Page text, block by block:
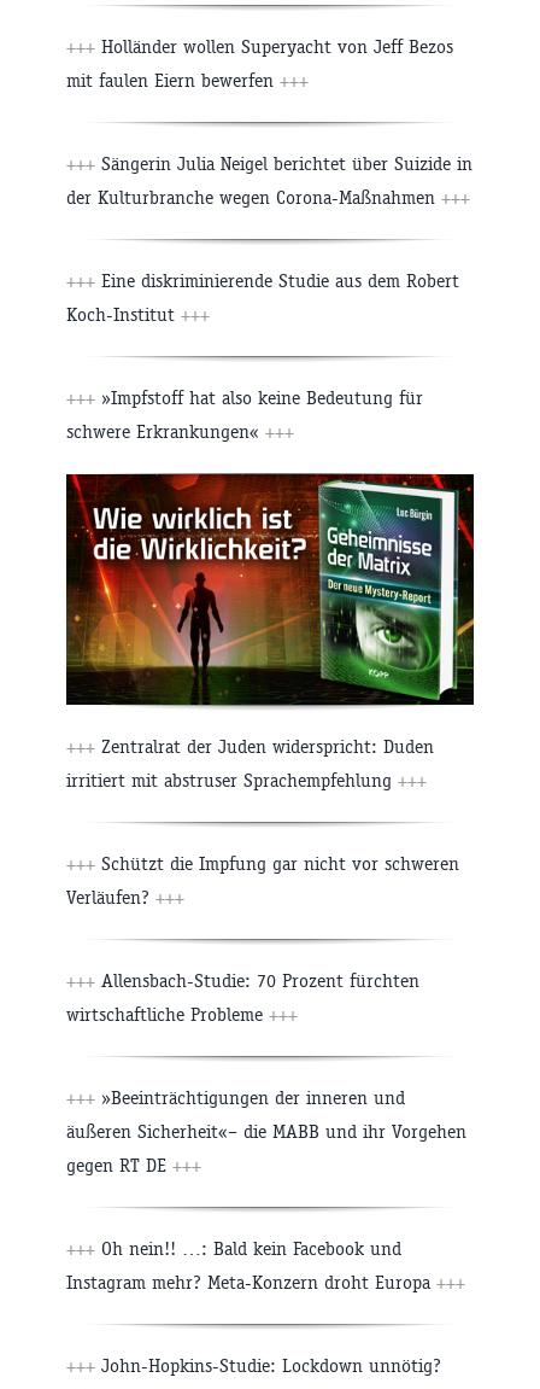
+++ Holländer wollen Superyacht von Jeff Bezos
mit faulen Eiern bewerfen +++
+++ Sängerin Julia Neigel berichtet über Suizide in
der Kulturbranche wegen Corona-Maßnahmen +++
+++ Eine diskriminierende Studie aus dem Robert
Koch-Institut +++
+++ »Impfstoff hat also keine Bedeutung für
schwere Erkrankungen« +++
+++ Zentralrat der Juden widerspricht: Duden
irritiert mit abstruser Sprachempfehlung +++
+++ Schützt die Impfung gar nicht vor schweren
Verläufen? +++
+++ Allensbach-Studie: 70 Prozent fürchten
wirtschaftliche Probleme +++
+++ »Beeinträchtigungen der inneren und
äußeren Sicherheit«– die MABB und ihr Vorgehen
gegen RT DE +++
+++ Oh nein!! …: Bald kein Facebook und
Instagram mehr? Meta-Konzern droht Europa +++
+++ John-Hopkins-Studie: Lockdown unnötig?